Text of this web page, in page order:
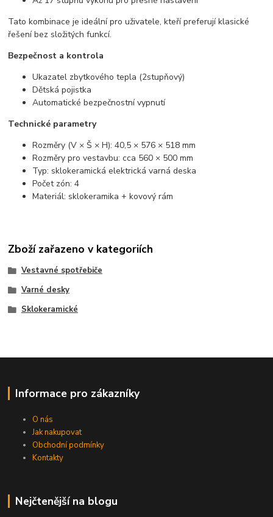
Tato kombinace je ideální pro uživatele, kteří preferují klasické
řešení bez složitých funkcí.
Bezpečnost a kontrola
Ukazatel zbytkového tepla (2stupňový)
Dětská pojistka
Automatické bezpečnostní vypnutí
Technické parametry
Rozměry (V × Š × H): 40,5 × 576 × 518 mm
Rozměry pro vestavbu: cca 560 × 500 mm
Typ: sklokeramická elektrická varná deska
Počet zón: 4
Materiál: sklokeramika + kovový rám
Zboží zařazeno v kategoriích
Vestavné spotřebiče
Varné desky
Sklokeramické
Informace pro zákazníky
O nás
Jak nakupovat
Obchodní podmínky
Kontakty
Nejčtenější na blogu